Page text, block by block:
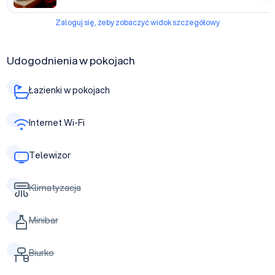
Zaloguj się, żeby zobaczyć widok szczegółowy
Udogodnienia w pokojach
Łazienki w pokojach
Internet Wi-Fi
Telewizor
Klimatyzacja
Minibar
Biurko